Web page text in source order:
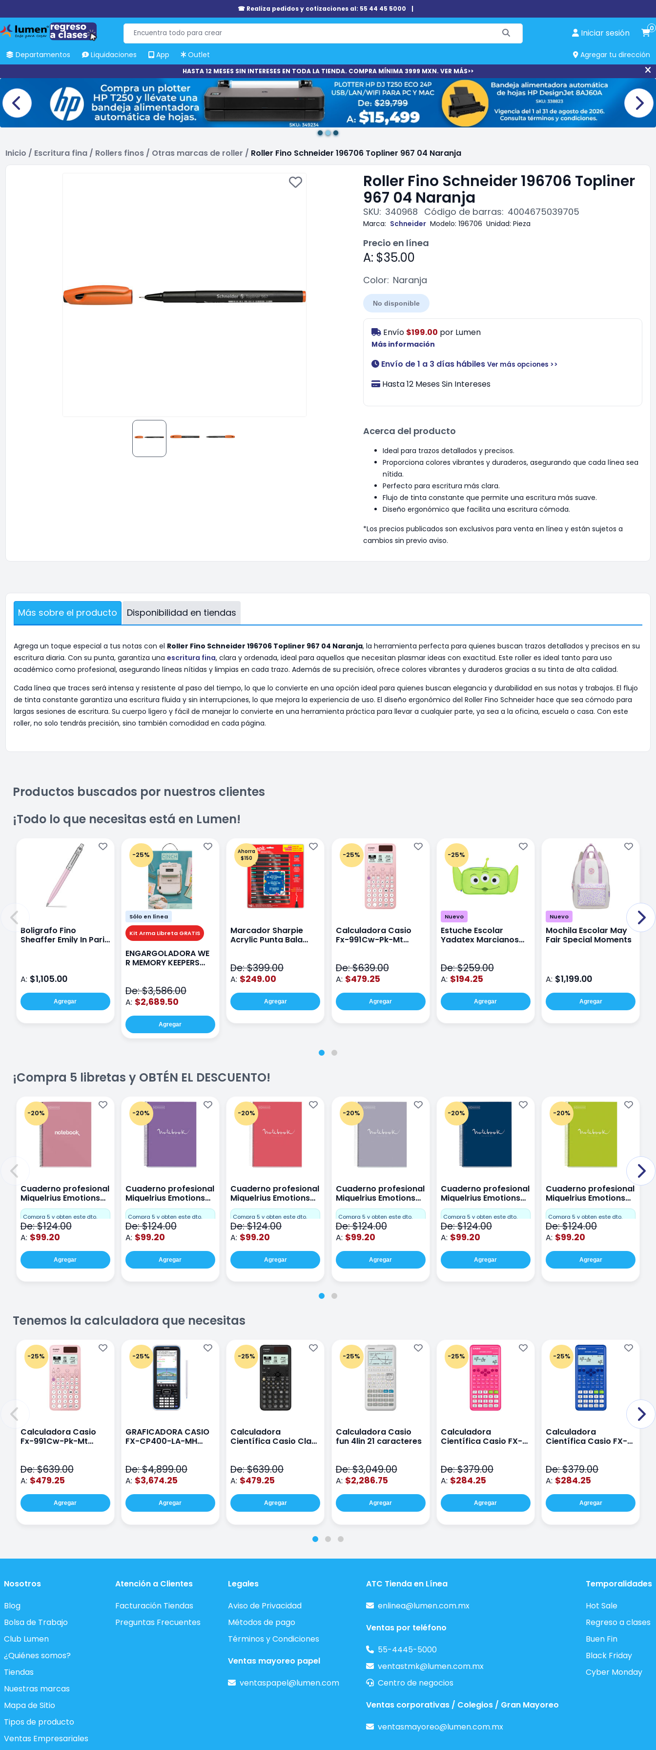
☎ Realiza pedidos y cotizaciones al: 55 44 45 5000 |
Iniciar sesión 0
Departamentos Liquidaciones App Outlet Agregar tu dirección
HASTA 12 MESES SIN INTERESES EN TODA LA TIENDA. COMPRA MÍNIMA 3999 MXN. VER MÁS>>
Inicio / Escritura fina / Rollers finos / Otras marcas de roller / Roller Fino Schneider 196706 Topliner 967 04 Naranja
Roller Fino Schneider 196706 Topliner
967 04 Naranja
SKU: 340968 Código de barras: 4004675039705
Marca: Schneider Modelo: 196706 Unidad: Pieza
Precio en línea
A: $35.00
Color: Naranja
No disponible
Envío $199.00 por Lumen
Más información
Envío de 1 a 3 días hábiles Ver más opciones >>
Hasta 12 Meses Sin Intereses
Acerca del producto
Ideal para trazos detallados y precisos.
Proporciona colores vibrantes y duraderos, asegurando que cada línea sea
nítida.
Perfecto para escritura más clara.
Flujo de tinta constante que permite una escritura más suave.
Diseño ergonómico que facilita una escritura cómoda.
*Los precios publicados son exclusivos para venta en línea y están sujetos a
cambios sin previo aviso.
Más sobre el producto Disponibilidad en tiendas
Agrega un toque especial a tus notas con el Roller Fino Schneider 196706 Topliner 967 04 Naranja, la herramienta perfecta para quienes buscan trazos detallados y precisos en su
escritura diaria. Con su punta, garantiza una escritura fina, clara y ordenada, ideal para aquellos que necesitan plasmar ideas con exactitud. Este roller es ideal tanto para uso
académico como profesional, asegurando líneas nítidas y limpias en cada trazo. Además de su precisión, ofrece colores vibrantes y duraderos gracias a su tinta de alta calidad.
Cada línea que traces será intensa y resistente al paso del tiempo, lo que lo convierte en una opción ideal para quienes buscan elegancia y durabilidad en sus notas y trabajos. El flujo
de tinta constante garantiza una escritura fluida y sin interrupciones, lo que mejora la experiencia de uso. El diseño ergonómico del Roller Fino Schneider hace que sea cómodo para
largas sesiones de escritura. Su cuerpo ligero y fácil de manejar lo convierte en una herramienta práctica para llevar a cualquier parte, ya sea a la oficina, escuela o casa. Con este
roller, no solo tendrás precisión, sino también comodidad en cada página.
Productos buscados por nuestros clientes
¡Todo lo que necesitas está en Lumen!
Boligrafo Fino
Sheaffer Emily In Paris
A: $1,105.00
Agregar
-25%
Sólo en línea
Kit Arma Libreta GRATIS
ENGARGOLADORA WE
R MEMORY KEEPERS
De: $3,586.00
A: $2,689.50
Agregar
Ahorra
$150
Marcador Sharpie
Acrylic Punta Bala
De: $399.00
A: $249.00
Agregar
-25%
Calculadora Casio
Fx-991Cw-Pk-Mt
De: $639.00
A: $479.25
Agregar
-25%
Nuevo
Estuche Escolar
Yadatex Marcianos
De: $259.00
A: $194.25
Agregar
Nuevo
Mochila Escolar May
Fair Special Moments
A: $1,199.00
Agregar
¡Compra 5 libretas y OBTÉN EL DESCUENTO!
-20%
Cuaderno profesional
Miquelrius Emotions
Cuadro Chico 80
hojas Rosa
Compra 5 y obten este dto.
De: $124.00
A: $99.20
Agregar
-20%
Cuaderno profesional
Miquelrius Emotions
raya 80 hojas Purpura
Compra 5 y obten este dto.
De: $124.00
A: $99.20
Agregar
-20%
Cuaderno profesional
Miquelrius Emotions
raya 80 hojas Coral
Compra 5 y obten este dto.
De: $124.00
A: $99.20
Agregar
-20%
Cuaderno profesional
Miquelrius Emotions
raya 80 hojas Gris
Compra 5 y obten este dto.
De: $124.00
A: $99.20
Agregar
-20%
Cuaderno profesional
Miquelrius Emotions
Dots 80 hojas
Compra 5 y obten este dto.
De: $124.00
A: $99.20
Agregar
-20%
Cuaderno profesional
Miquelrius Emotions
Dots 80 hojas Lima
Compra 5 y obten este dto.
De: $124.00
A: $99.20
Agregar
Tenemos la calculadora que necesitas
-25%
Calculadora Casio
Fx-991Cw-Pk-Mt
De: $639.00
A: $479.25
Agregar
-25%
GRAFICADORA CASIO
FX-CP400-LA-MH
De: $4,899.00
A: $3,674.25
Agregar
-25%
Calculadora
Científica Casio Class
De: $639.00
A: $479.25
Agregar
-25%
Calculadora Casio
fun 4lin 21 caracteres
De: $3,049.00
A: $2,286.75
Agregar
-25%
Calculadora
Científica Casio FX-
De: $379.00
A: $284.25
Agregar
-25%
Calculadora
Científica Casio FX-
De: $379.00
A: $284.25
Agregar
Nosotros
Blog
Bolsa de Trabajo
Club Lumen
¿Quiénes somos?
Tiendas
Nuestras marcas
Mapa de Sitio
Tipos de producto
Ventas Empresariales
Atención a Clientes
Facturación Tiendas
Preguntas Frecuentes
Legales
Aviso de Privacidad
Métodos de pago
Términos y Condiciones
Ventas mayoreo papel
ventaspapel@lumen.com
ATC Tienda en Línea
enlinea@lumen.com.mx
Ventas por teléfono
55-4445-5000
ventastmk@lumen.com.mx
Centro de negocios
Ventas corporativas / Colegios / Gran Mayoreo
ventasmayoreo@lumen.com.mx
Temporalidades
Hot Sale
Regreso a clases
Buen Fin
Black Friday
Cyber Monday